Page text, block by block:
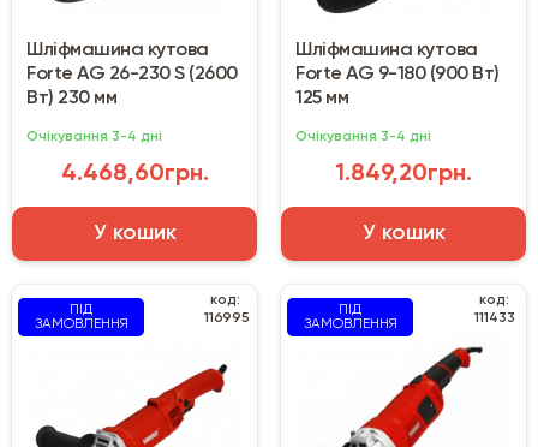
Шліфмашина кутова
Forte AG 26-230 S (2600
Вт) 230 мм
Очікування 3-4 дні
4.468,60грн.
У кошик
Шліфмашина кутова
Forte AG 9-180 (900 Вт)
125 мм
Очікування 3-4 дні
1.849,20грн.
У кошик
ПІД
ЗАМОВЛЕННЯ
код:
116995
ПІД
ЗАМОВЛЕННЯ
код:
111433